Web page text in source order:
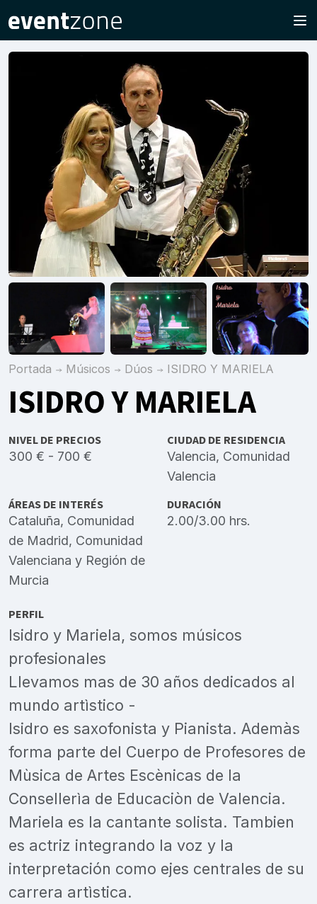
Portada Músicos Dúos ISIDRO Y MARIELA
ISIDRO Y MARIELA
NIVEL DE PRECIOS
300 € - 700 €
CIUDAD DE RESIDENCIA
Valencia, Comunidad
Valencia
ÁREAS DE INTERÉS
Cataluña, Comunidad
de Madrid, Comunidad
Valenciana y Región de
Murcia
DURACIÓN
2.00/3.00 hrs.
PERFIL
Isidro y Mariela, somos músicos
profesionales
Llevamos mas de 30 años dedicados al
mundo artìstico -
Isidro es saxofonista y Pianista. Ademàs
forma parte del Cuerpo de Profesores de
Mùsica de Artes Escènicas de la
Consellerìa de Educaciòn de Valencia.
Mariela es la cantante solista. Tambien
es actriz integrando la voz y la
interpretación como ejes centrales de su
carrera artìstica.